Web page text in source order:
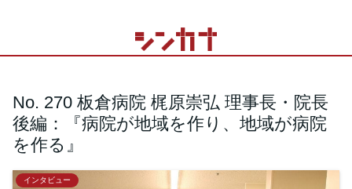
No. 270 板倉病院 梶原崇弘 理事長・院長
後編：『病院が地域を作り、地域が病院
を作る』
インタビュー